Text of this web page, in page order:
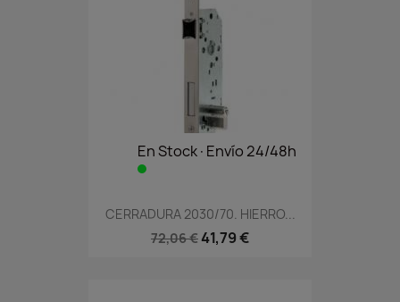
En Stock·Envío 24/48h
CERRADURA 2030/70. HIERRO...
72,06 € 41,79 €